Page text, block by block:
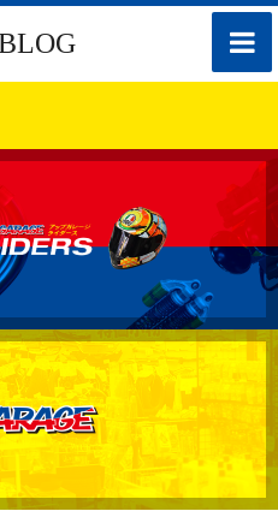
toggle